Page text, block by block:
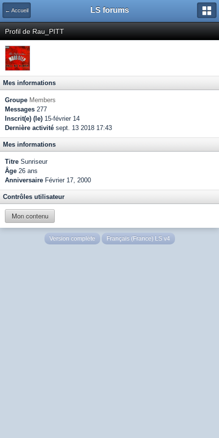
← Accueil LS forums
Profil de Rau_PITT
Mes informations
Groupe Members
Messages 277
Inscrit(e) (le) 15-février 14
Dernière activité sept. 13 2018 17:43
Mes informations
Titre Sunriseur
Âge 26 ans
Anniversaire Février 17, 2000
Contrôles utilisateur
Mon contenu
Version complète Français (France) LS v4